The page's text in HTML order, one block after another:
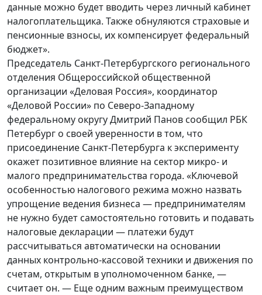
данные можно будет вводить через личный кабинет
налогоплательщика. Также обнуляются страховые и
пенсионные взносы, их компенсирует федеральный
бюджет».
Председатель Санкт-Петербургского регионального
отделения Общероссийской общественной
организации «Деловая Россия», координатор
«Деловой России» по Северо-Западному
федеральному округу Дмитрий Панов сообщил РБК
Петербург о своей уверенности в том, что
присоединение Санкт-Петербурга к эксперименту
окажет позитивное влияние на сектор микро- и
малого предпринимательства города. «Ключевой
особенностью налогового режима можно назвать
упрощение ведения бизнеса — предпринимателям
не нужно будет самостоятельно готовить и подавать
налоговые декларации — платежи будут
рассчитываться автоматически на основании
данных контрольно-кассовой техники и движения по
счетам, открытым в уполномоченном банке, —
считает он. — Еще одним важным преимуществом